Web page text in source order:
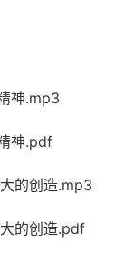
神.mp3
神.pdf
的创造.mp3
的创造.pdf